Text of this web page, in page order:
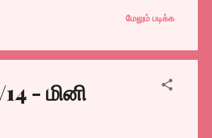
அவரை என் பட பாடல் டீசருக்காகத்தான்
அவரது உதவியாளர் மூலம் தொடர்புகளை
எனக்கே இவ்வளவு மெனக்கெடல்கள்
மேலும் படிக்க
- மினி